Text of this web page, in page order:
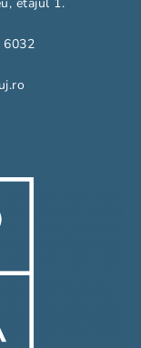
etajul 1.
6032